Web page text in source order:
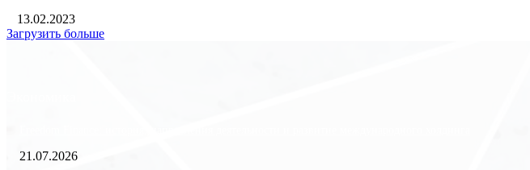
13.02.2023
Загрузить больше
21.07.2026